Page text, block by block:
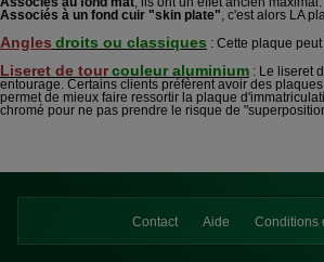
Associés à un fond cuir "skin plate", c'est alors LA
Angles droits ou classiques : Cette plaque
Liseret de tourcouleur aluminium : Le liseret
entourage. Certains clients préfèrent avoir des
permet de mieux faire ressortir la plaque
chromé pour ne pas prendre le risque de
Contact Aide Conditions